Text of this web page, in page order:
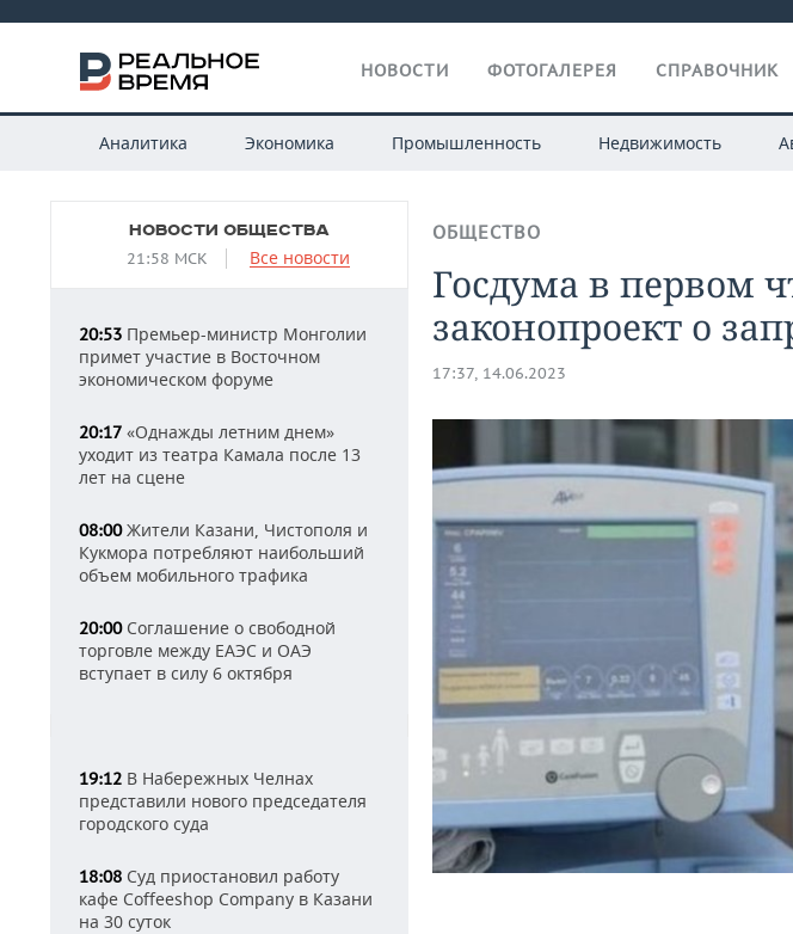
НОВОСТИ ФОТОГАЛЕРЕЯ СПРАВОЧНИК
Аналитика Экономика Промышленность Недвижимость
НОВОСТИ ОБЩЕСТВА
21:58 МСК Все новости
20:53 Премьер-министр Монголии
примет участие в Восточном
экономическом форуме
20:17 «Однажды летним днем»
уходит из театра Камала после 13
лет на сцене
08:00Жители Казани, Чистополя и
Кукмора потребляют наибольший
объем мобильного трафика
20:00Соглашение о свободной
торговле между ЕАЭС и ОАЭ
вступает в силу 6 октября
19:12 В Набережных Челнах
представили нового председателя
городского суда
18:08 Суд приостановил работу
кафе Coffeeshop Company в Казани
на 30 суток
ОБЩЕСТВО
Госдума в первом
законопроект о
17:37, 14.06.2023